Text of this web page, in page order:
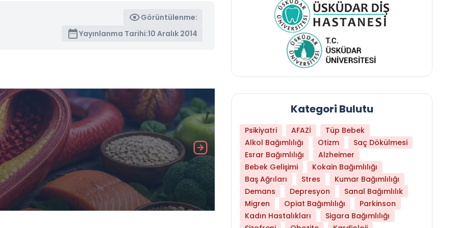
Görüntülenme:
Yayınlanma Tarihi:10 Aralık 2014
Daha Az Protein Tüketmek Yaşlanmayı
Kategori Bulutu
Psikiyatri AFAZİ
Tüp Bebek
Alkol Bağımlılığı
Otizm
Saç Dökülmesi
Esrar Bağımlılığı
Alzheimer
Bebek Gelişimi
Kokain Bağımlılığı
Baş Ağrıları
Stres
Kumar Bağımlılığı
Demans
Depresyon
Sanal Bağımlılık
Migren
Opiat Bağımlılığı
Parkinson
Kadın Hastalıkları
Sigara Bağımlılığı